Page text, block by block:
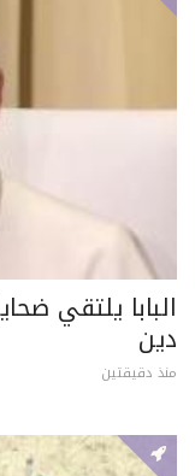
البابا يلتقي
دين
منذ دقيقتين